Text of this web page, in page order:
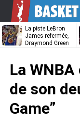
La piste LeBron
James refermée,
Draymond Green
Unibet
La
de son
Game”